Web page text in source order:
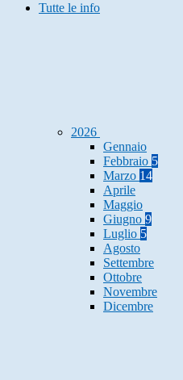
Tutte le info
2026
Gennaio
Febbraio 5
Marzo 14
Aprile
Maggio
Giugno 9
Luglio 5
Agosto
Settembre
Ottobre
Novembre
Dicembre